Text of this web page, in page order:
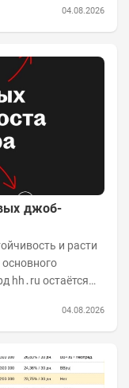
04.08.2026
джоб-
и расти
hh․ru остаётся
04.08.2026